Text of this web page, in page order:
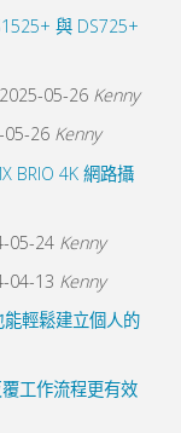
與 DS725+
2025-05-26 Kenny
05-26 Kenny
BRIO 4K 網路攝
05-24 Kenny
04-13 Kenny
輕鬆建立個人的
工作流程更有效